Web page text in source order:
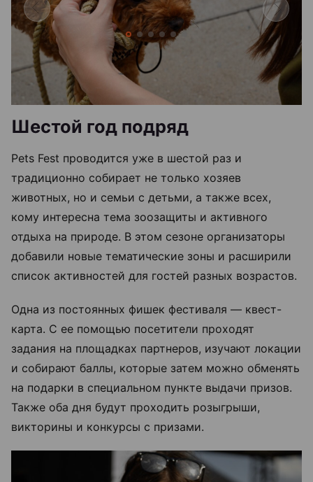
Шестой год подряд
Pets Fest проводится уже в шестой раз и
традиционно собирает не только хозяев
животных, но и семьи с детьми, а также всех,
кому интересна тема зоозащиты и активного
отдыха на природе. В этом сезоне организаторы
добавили новые тематические зоны и расширили
список активностей для гостей разных возрастов.
Одна из постоянных фишек фестиваля — квест-
карта. С ее помощью посетители проходят
задания на площадках партнеров, изучают локации
и собирают баллы, которые затем можно обменять
на подарки в специальном пункте выдачи призов.
Также оба дня будут проходить розыгрыши,
викторины и конкурсы с призами.